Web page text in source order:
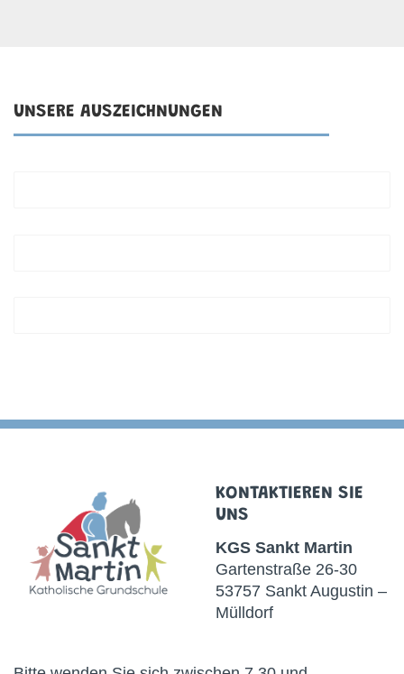
UNSERE AUSZEICHNUNGEN
KONTAKTIEREN SIE
UNS
KGS Sankt Martin
Gartenstraße 26-30
53757 Sankt Augustin –
Mülldorf